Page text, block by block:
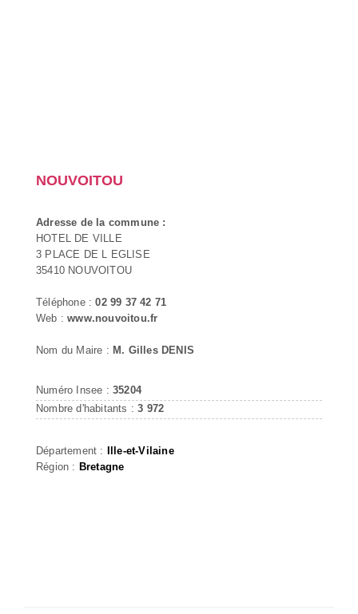
NOUVOITOU
Adresse de la commune :
HOTEL DE VILLE
3 PLACE DE L EGLISE
35410 NOUVOITOU
Téléphone :02 99 37 42 71
Web :www.nouvoitou.fr
Nom du Maire : M. Gilles DENIS
Numéro Insee : 35204
Nombre d'habitants :3 972
Département : Ille-et-Vilaine
Région : Bretagne